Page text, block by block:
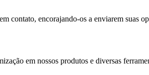
contato, encorajando-os a enviarem suas
em nossos produtos e diversas